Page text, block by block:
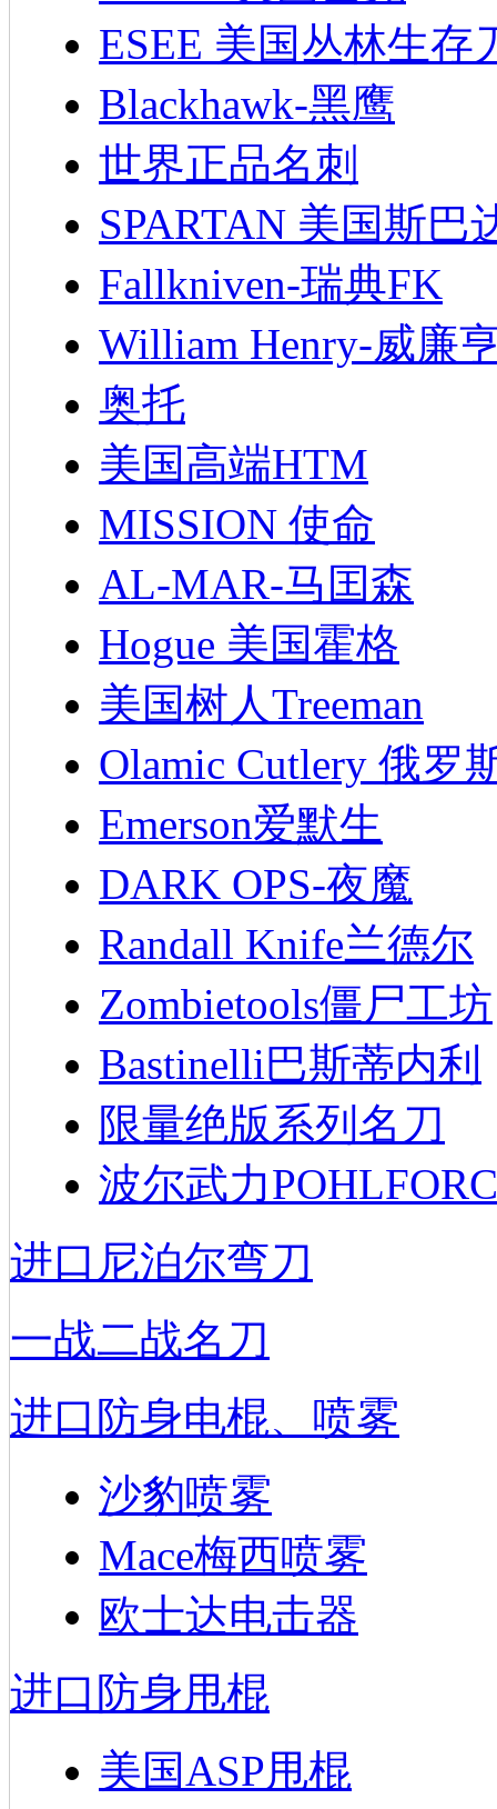
ESEE 美国丛林生存
Blackhawk-黑鹰
世界正品名刺
SPARTAN 美国斯巴
Fallkniven-瑞典FK
William Henry-威廉
奥托
美国高端HTM
MISSION 使命
AL-MAR-马囯森
Hogue 美国霍格
美国树人Treeman
Olamic Cutlery 俄罗
Emerson爱默生
DARK OPS-夜魔
Randall Knife兰德尔
Zombietools僵尸工坊
Bastinelli巴斯蒂内利
限量绝版系列名刀
波尔武力
进口尼泊尔弯刀
一战二战名刀
进口防身电棍、喷雾
沙豹喷雾
Mace梅西喷雾
欧士达电击器
进口防身甩棍
美国ASP甩棍